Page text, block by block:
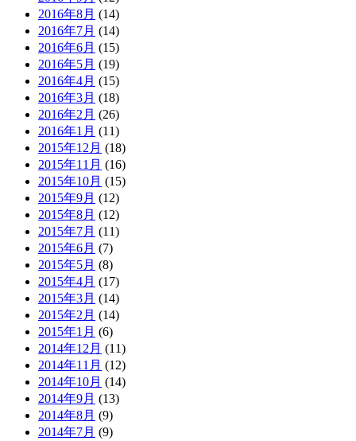
2016年8月 (14)
2016年7月 (14)
2016年6月 (15)
2016年5月 (19)
2016年4月 (15)
2016年3月 (18)
2016年2月 (26)
2016年1月 (11)
2015年12月 (18)
2015年11月 (16)
2015年10月 (15)
2015年9月 (12)
2015年8月 (12)
2015年7月 (11)
2015年6月 (7)
2015年5月 (8)
2015年4月 (17)
2015年3月 (14)
2015年2月 (14)
2015年1月 (6)
2014年12月 (11)
2014年11月 (12)
2014年10月 (14)
2014年9月 (13)
2014年8月 (9)
2014年7月 (9)